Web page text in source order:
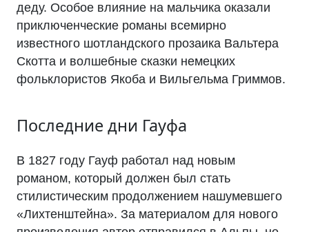
деду. Особое влияние на мальчика оказали
приключенческие романы всемирно
известного шотландского прозаика Вальтера
Скотта и волшебные сказки немецких
фольклористов Якоба и Вильгельма Гриммов.
Последние дни Гауфа
В 1827 году Гауф работал над новым
романом, который должен был стать
стилистическим продолжением нашумевшего
«Лихтенштейна». За материалом для нового